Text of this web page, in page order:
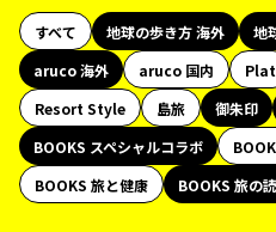
すべて 地球の歩き方 海外
地
aruco 海外
aruco 国内 Plat
Resort Style
島旅 御朱印
BOOKS スペシャルコラボ
BOOKS 旅と健康
BOOKS 旅の